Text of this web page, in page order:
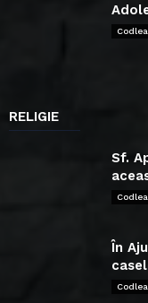
Codlea
RELIGIE
Sf.
Codlea
În
Codlea